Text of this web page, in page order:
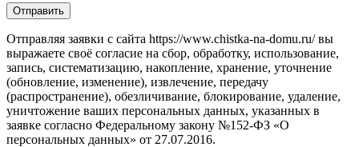
Отправить
Отправляя заявки с сайта https://www.chistka-na-domu.ru/ вы
выражаете своё согласие на сбор, обработку, использование,
запись, систематизацию, накопление, хранение, уточнение
(обновление, изменение), извлечение, передачу
(распространение), обезличивание, блокирование, удаление,
уничтожение ваших персональных данных, указанных в
заявке согласно Федеральному закону №152-ФЗ «О
персональных данных» от 27.07.2016.